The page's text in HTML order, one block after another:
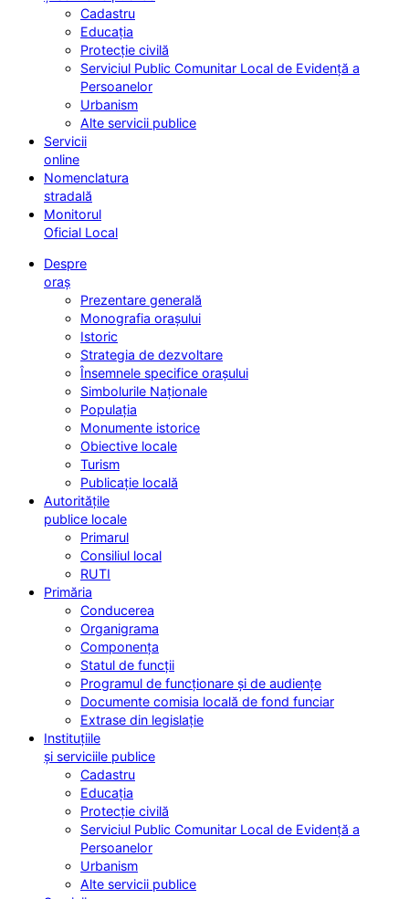
Cadastru
Educația
Protecție civilă
Serviciul Public Comunitar Local de Evidență a
Persoanelor
Urbanism
Alte servicii publice
Servicii
online
Nomenclatura
stradală
Monitorul
Oficial Local
Despre
oraș
Prezentare generală
Monografia orașului
Istoric
Strategia de dezvoltare
Însemnele specifice orașului
Simbolurile Naționale
Populația
Monumente istorice
Obiective locale
Turism
Publicație locală
Autoritățile
publice locale
Primarul
Consiliul local
RUTI
Primăria
Conducerea
Organigrama
Componența
Statul de funcții
Programul de funcționare și de audiențe
Documente comisia locală de fond funciar
Extrase din legislație
Instituțiile
și serviciile publice
Cadastru
Educația
Protecție civilă
Serviciul Public Comunitar Local de Evidență a
Persoanelor
Urbanism
Alte servicii publice